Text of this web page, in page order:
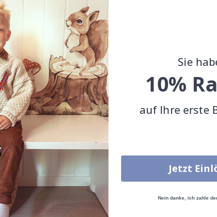
Strandszene
Special
Price
11,00 CHF
Strand
Zusammen gekaufte Produkte
Sie
10%
auf Ihre erste
Jetzt
Nein danke, ich zahle